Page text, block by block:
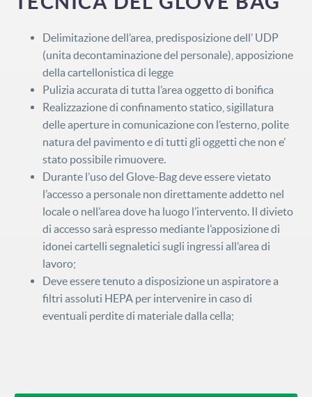
Delimitazione dell’area, predisposizione dell’ UDP
(unita decontaminazione del personale), apposizione
della cartellonistica di legge
Pulizia accurata di tutta l’area oggetto di bonifica
Realizzazione di confinamento statico, sigillatura
delle aperture in comunicazione con l’esterno, polite
natura del pavimento e di tutti gli oggetti che non e’
stato possibile rimuovere.
Durante l’uso del Glove-Bag deve essere vietato
l’accesso a personale non direttamente addetto nel
locale o nell’area dove ha luogo l’intervento. Il divieto
di accesso sarà espresso mediante l’apposizione di
idonei cartelli segnaletici sugli ingressi all’area di
lavoro;
Deve essere tenuto a disposizione un aspiratore a
filtri assoluti HEPA per intervenire in caso di
eventuali perdite di materiale dalla cella;
Utilizzando questo modulo accetti la
memorizzazione e la gestione dei tuoi
dati da parte di questo sito web illustrati
nella Privacy Policy
Le tue informazioni personali non
saranno condivise con terzi.